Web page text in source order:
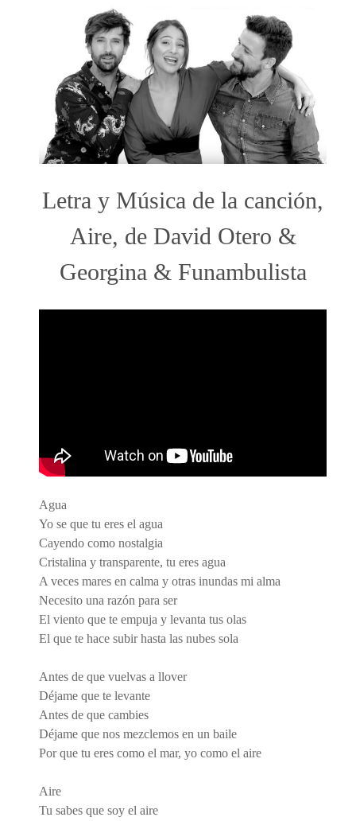
Letra y Música de la canción,
Aire, de David Otero &
Georgina & Funambulista
Agua
Yo se que tu eres el agua
Cayendo como nostalgia
Cristalina y transparente, tu eres agua
A veces mares en calma y otras inundas mi alma
Necesito una razón para ser
El viento que te empuja y levanta tus olas
El que te hace subir hasta las nubes sola
Antes de que vuelvas a llover
Déjame que te levante
Antes de que cambies
Déjame que nos mezclemos en un baile
Por que tu eres como el mar, yo como el aire
Aire
Tu sabes que soy el aire